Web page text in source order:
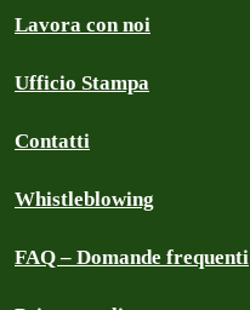
Lavora con noi
Ufficio Stampa
Contatti
Whistleblowing
FAQ – Domande frequenti